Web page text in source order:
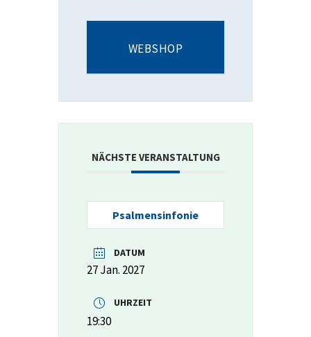
WEBSHOP
NÄCHSTE VERANSTALTUNG
Psalmensinfonie
DATUM
27 Jan. 2027
UHRZEIT
19:30